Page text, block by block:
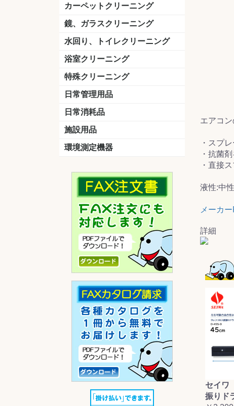
樹脂ワックス
半樹脂ワックス
フローリング用
病院用ワックス
中性ワックス
石材用
木床用
その他
カーペットクリーニング
洗剤
ブラシ
パット
その他
鏡、ガラスクリーニング
ガラスワイパー
シャンパー(ウオッシャー)
ガラススクイジー
ケレン
ツールホルダー
洗剤 うろこ取り
天井・高所作業
水回り、トイレクリーニング
洗剤
尿石除去剤
水アカ除去剤
排水管つまり除去剤
消臭・防臭剤
道具
浴室クリーニング
洗剤
道具
特殊クリーニング
石材
エアコン
外壁
その他
日常管理用品
クリーナー
洗濯用洗剤
油汚れ落とし
サビ取り剤
タバコ専用消臭
日常消耗品
トイレットペーパー
ペーパータオル
便座除菌クリーナー
ポリ袋
施設用品
マット・他
ベンチ
灰皿
傘立
くず入れ
環境測定機器
エアコ
・スプ
・抗菌
・直接
液性:中性
メーカ
詳細
セイワ
振りド